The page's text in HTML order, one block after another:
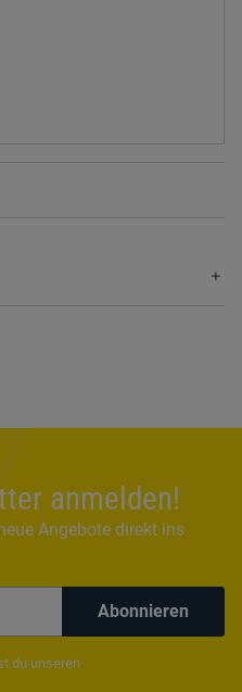
anmelden!
Angebote direkt ins
Abonnieren
du unseren